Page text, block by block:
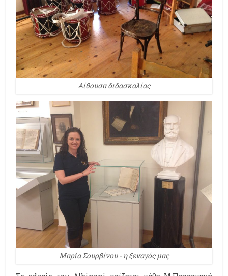
Aίθουσα διδασκαλίας
Μαρία Σουρβίνου - η ξεναγός μας